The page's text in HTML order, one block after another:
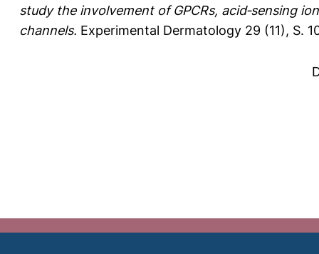
study the involvement of GPCRs, acid‐sensing
channels. Experimental Dermatology 29 (11), S.